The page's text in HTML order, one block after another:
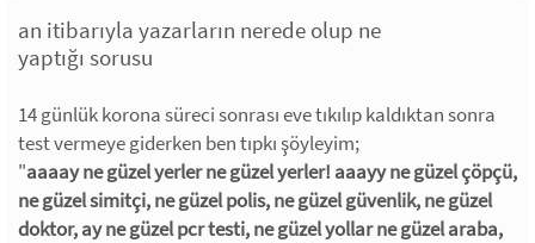
an itibarıyla yazarların nerede olup ne
yaptığı sorusu
14 günlük korona süreci sonrası eve tıkılıp kaldıktan sonra
test vermeye giderken ben tıpkı şöyleyim;
"aaaay ne güzel yerler ne güzel yerler! aaayy ne güzel çöpçü,
ne güzel simitçi, ne güzel polis, ne güzel güvenlik, ne güzel
doktor, ay ne güzel pcr testi, ne güzel yollar ne güzel araba,